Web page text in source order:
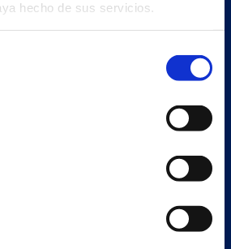
hecho de sus servicios.
68